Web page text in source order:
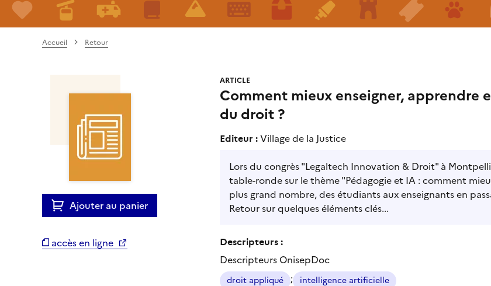
Accueil Retour
Ajouter au panier
accès en ligne
ARTICLE
Comment mieux enseigner, apprendre
du droit ?
Editeur :Village de la Justice
Lors du congrès "Legaltech Innovation & Droit" à
table-ronde sur le thème "Pédagogie et IA : comment
plus grand nombre, des étudiants aux enseignants en
Retour sur quelques éléments clés...
Descripteurs :
Descripteurs OnisepDoc
droit appliqué ; intelligence artificielle